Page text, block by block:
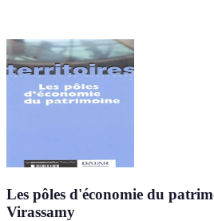
Les pôles d'économie du
Virassamy